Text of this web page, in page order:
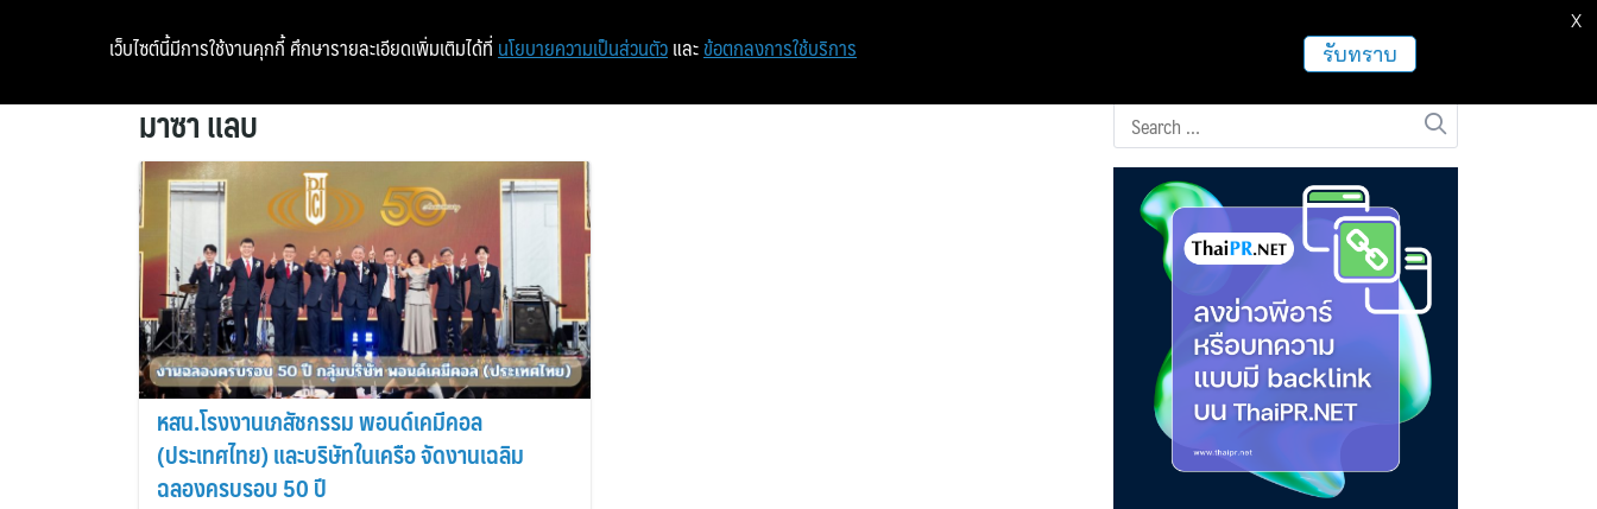
หน้าแรก ท่องเที่ยว ฝากข่าวประชาสัมพันธ์
มาซา แลบ
หสน.โรงงานเภสัชกรรม พอนด์เคมีคอล
(ประเทศไทย) และบริษัทในเครือ จัดงานเฉลิม
ฉลองครบรอบ 50 ปี
เว็บไซต์นี้มีการใช้งานคุกกี้ ศึกษารายละเอียดเพิ่มเติมได้ที่ นโยบายความเป็นส่วนตัว และ ข้อตกลงการใช้บริการ รับทราบ
X